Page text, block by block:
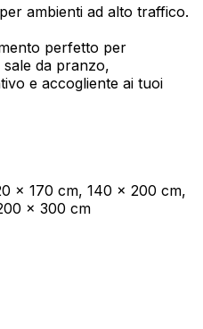
ambienti ad alto traffico.
perfetto per
da pranzo,
e accogliente ai tuoi
x 170 cm, 140 x 200 cm,
x 300 cm